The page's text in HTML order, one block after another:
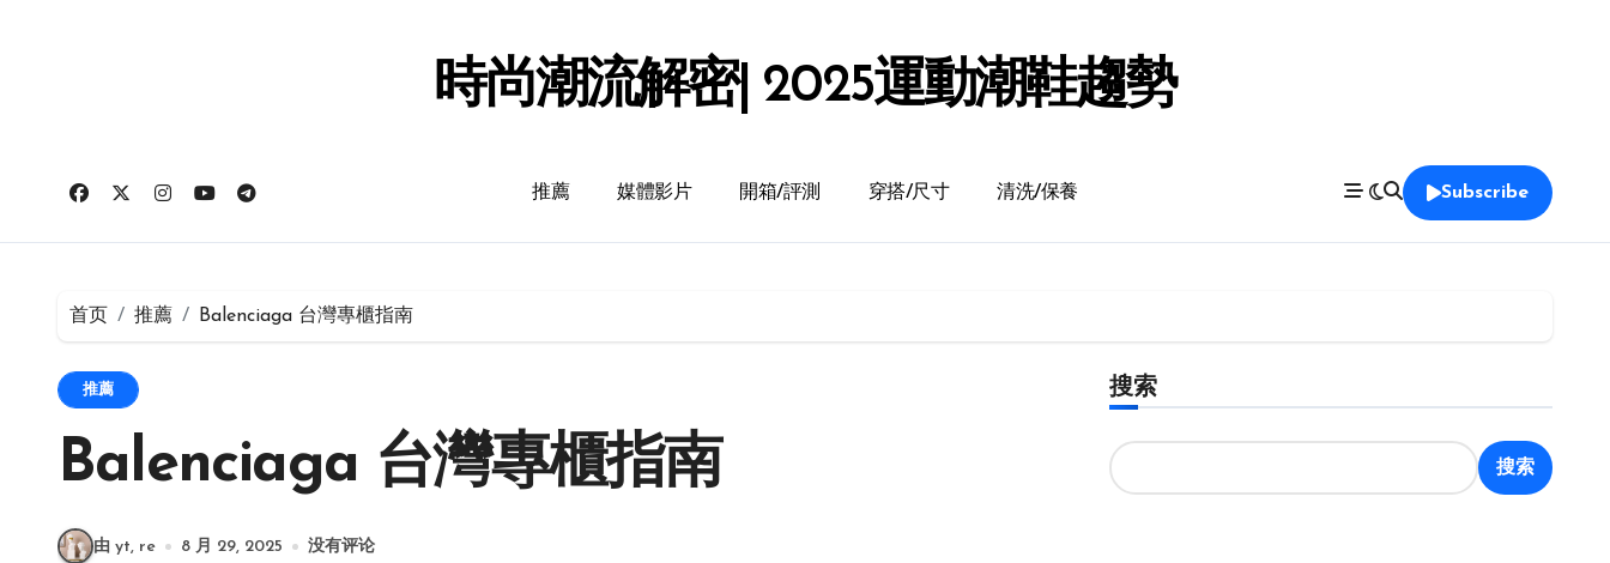
時尚潮流解密| 2025運動潮鞋趨勢
推薦 媒體影片 開箱/評測 穿搭/尺寸 清洗/保養 Subscribe
首页 推薦 Balenciaga 台灣專櫃指南
推薦
Balenciaga 台灣專櫃指南
由 yt, re 8 月 29, 2025 没有评论
搜索
搜索